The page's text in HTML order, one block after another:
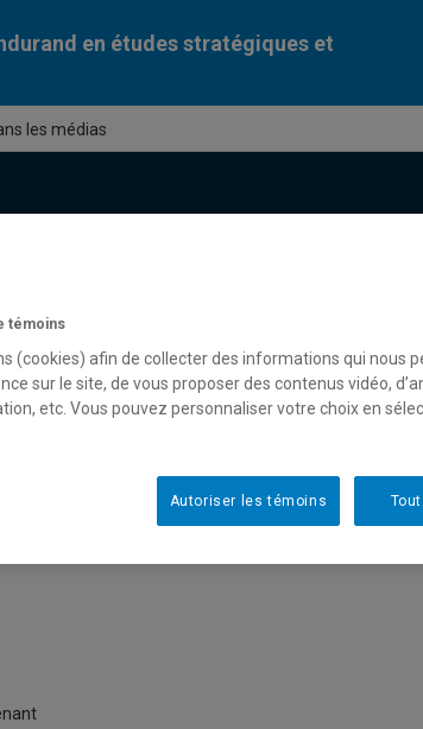
en études stratégiques et
les médias
retenir du passage de
témoins
(cookies) afin de collecter des informations qui nous
sur le site, de vous proposer des contenus vidéo,
etc. Vous pouvez personnaliser votre choix en
Autoriser les témoins